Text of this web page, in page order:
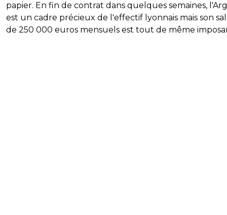
papier. En fin de contrat dans quelques semaines,
est un cadre précieux de l'effectif lyonnais mais son
de 250 000 euros mensuels est tout de même